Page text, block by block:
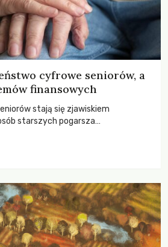
cyfrowe seniorów, a
finansowych
stają się zjawiskiem
starszych pogarsza